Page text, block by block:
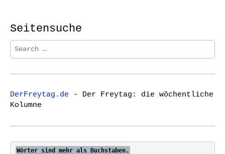
Seitensuche
S
e
r
h
f
r
DerFreytag.de - Der Freytag: die wöchentliche
Kolumne
Wörter sind mehr als Buchstaben.